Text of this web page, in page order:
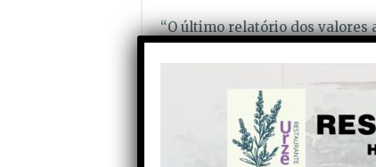
“O último relatório dos valores
actualizado e tem valores
aprovadas para empresas fora
atingido pelos incêndios,
abandonaram a pastorícia e
de outros países; A Floresta
anunciada reforma cadastral,